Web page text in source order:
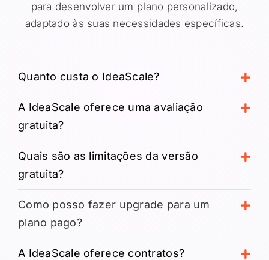
para desenvolver um plano personalizado,
adaptado às suas necessidades específicas.
Quanto custa o IdeaScale?
A IdeaScale oferece uma avaliação
gratuita?
Quais são as limitações da versão
gratuita?
Como posso fazer upgrade para um
plano pago?
A IdeaScale oferece contratos?